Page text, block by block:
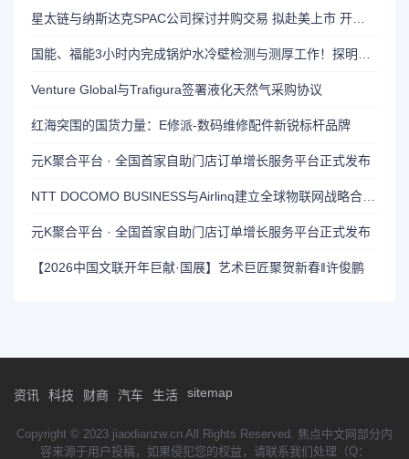
Venture Global与Trafigura签署液化天然气采购协议
红海突围的国货力量：E修派-数码维修配件新锐标杆品牌
元K聚合平台 · 全国首家自助门店订单增长服务平台正式发布
元K聚合平台 · 全国首家自助门店订单增长服务平台正式发布
【2026中国文联开年巨献·国展】艺术巨匠聚贺新春‖许俊鹏
资讯 科技 财商 汽车 生活 sitemap
Copyright © 2023 jiaodianzw.cn All Rights Reserved. 焦点中文网部分内
容来源于用户投稿，如果侵犯您的权益，请联系我们处理（Q：